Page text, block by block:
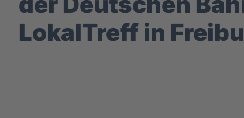
LokalTreff in